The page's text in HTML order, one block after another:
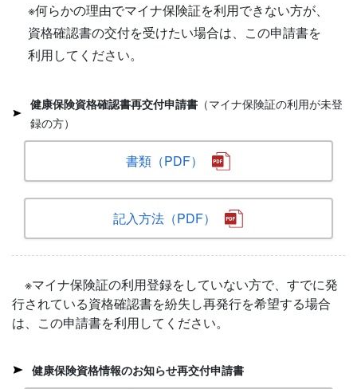
※何らかの理由でマイナ保険証を利用できない方が、
資格確認書の交付を受けたい場合は、この申請書を
利用してください。
健康保険資格確認書再交付申請書 （マイナ保険証の利用が未登
録の方）
書類（PDF）
記入方法（PDF）
※マイナ保険証の利用登録をしていない方で、すでに発
行されている資格確認書を紛失し再発行を希望する場合
は、この申請書を利用してください。
健康保険資格情報のお知らせ再交付申請書